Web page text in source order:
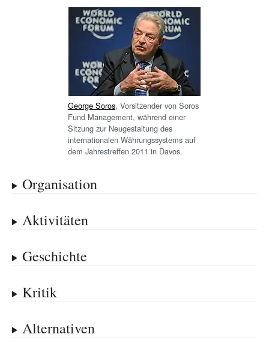
George Soros, Vorsitzender von Soros
Fund Management, während einer
Sitzung zur Neugestaltung des
internationalen Währungssystems auf
dem Jahrestreffen 2011 in Davos.
Organisation
Aktivitäten
Geschichte
Kritik
Alternativen